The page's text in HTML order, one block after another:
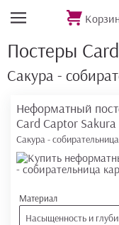
Постеры
Сакура -
Неформатный
Card Captor Sakura
Сакура -
Материал
Насыщенность и